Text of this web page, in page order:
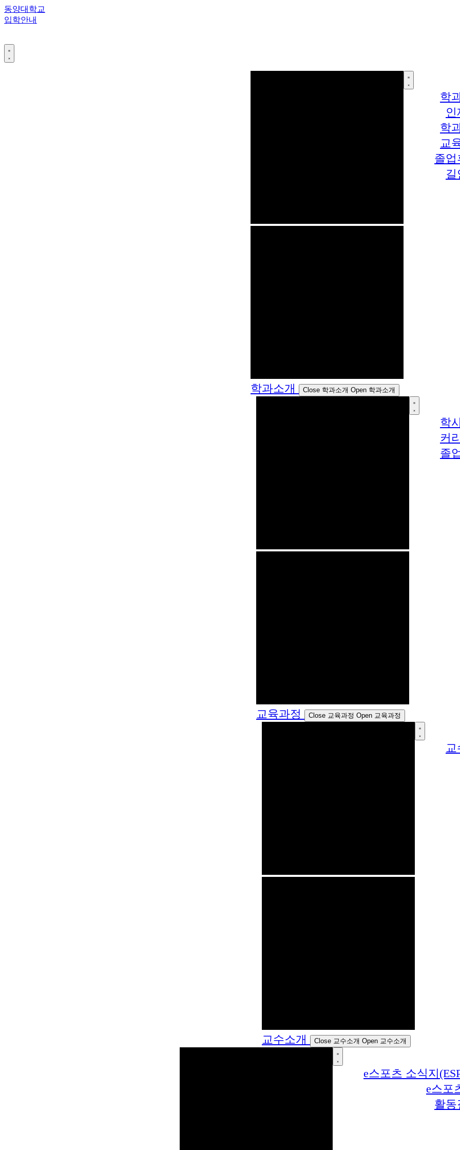
콘
텐
건
너
동양대학교
입학안내
학과소개 Close 학과소개 Open 학과소개
학
인
학
교
졸업
길
교육과정 Close 교육과정 Open 교육과정
학
커
졸
교수소개 Close 교수소개 Open 교수소개
교
e스포츠 소식지
e스포
활동